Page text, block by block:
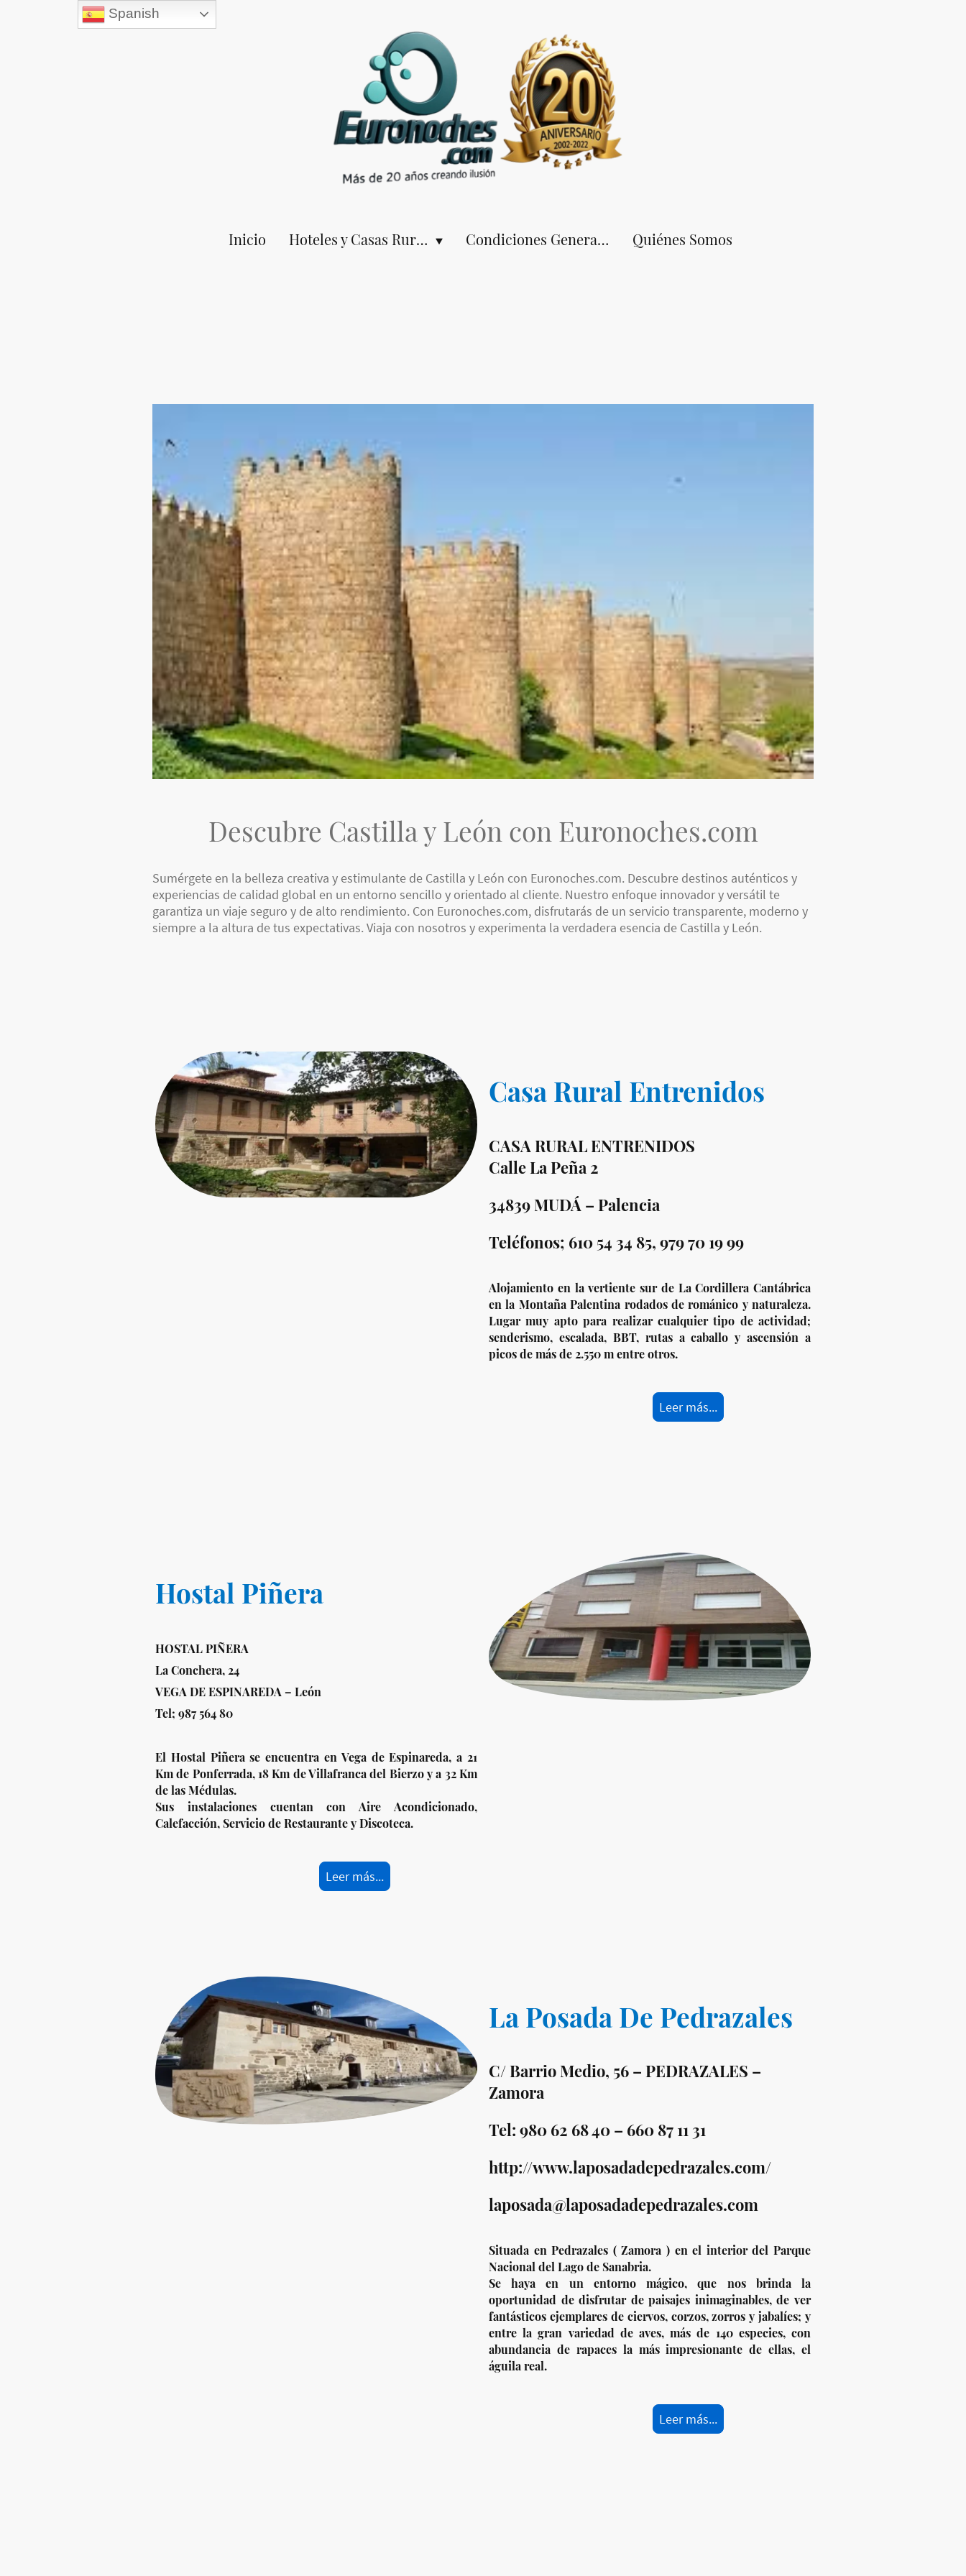
Inicio Hoteles y Casas Rurales Condiciones Generales Quiénes Somos
Descubre Castilla y León con Euronoches.com
Sumérgete en la belleza creativa y estimulante de Castilla y León con Euronoches.com. Descubre destinos auténticos y
experiencias de calidad global en un entorno sencillo y orientado al cliente. Nuestro enfoque innovador y versátil te
garantiza un viaje seguro y de alto rendimiento. Con Euronoches.com, disfrutarás de un servicio transparente, moderno y
siempre a la altura de tus expectativas. Viaja con nosotros y experimenta la verdadera esencia de Castilla y León.
Casa Rural Entrenidos
CASA RURAL ENTRENIDOS
Calle La Peña 2
34839 MUDÁ – Palencia
Teléfonos; 610 54 34 85, 979 70 19 99
Alojamiento en la vertiente sur de La Cordillera Cantábrica
en la Montaña Palentina rodados de románico y naturaleza.
Lugar muy apto para realizar cualquier tipo de actividad;
senderismo, escalada, BBT, rutas a caballo y ascensión a
picos de más de 2.550 m entre otros.
Leer más...
Hostal Piñera
HOSTAL PIÑERA
La Conchera, 24
VEGA DE ESPINAREDA – León
Tel; 987 564 80
El Hostal Piñera se encuentra en Vega de Espinareda, a 21
Km de Ponferrada, 18 Km de Villafranca del Bierzo y a 32 Km
de las Médulas.
Sus instalaciones cuentan con Aire Acondicionado,
Calefacción, Servicio de Restaurante y Discoteca.
Leer más...
La Posada De Pedrazales
C/ Barrio Medio, 56 – PEDRAZALES –
Zamora
Tel: 980 62 68 40 – 660 87 11 31
http://www.laposadadepedrazales.com/
laposada@laposadadepedrazales.com
Situada en Pedrazales ( Zamora ) en el interior del Parque
Nacional del Lago de Sanabria.
Se haya en un entorno mágico, que nos brinda la
oportunidad de disfrutar de paisajes inimaginables, de ver
fantásticos ejemplares de ciervos, corzos, zorros y jabalíes; y
entre la gran variedad de aves, más de 140 especies, con
abundancia de rapaces la más impresionante de ellas, el
águila real.
Leer más...
Spanish